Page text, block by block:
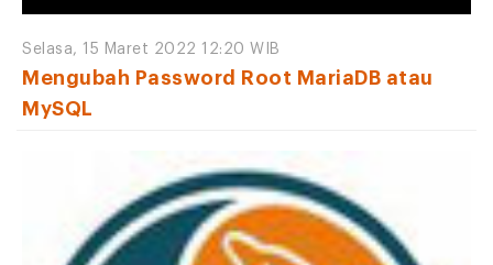
Selasa, 15 Maret 2022 12:20 WIB
Mengubah Password Root MariaDB atau
MySQL